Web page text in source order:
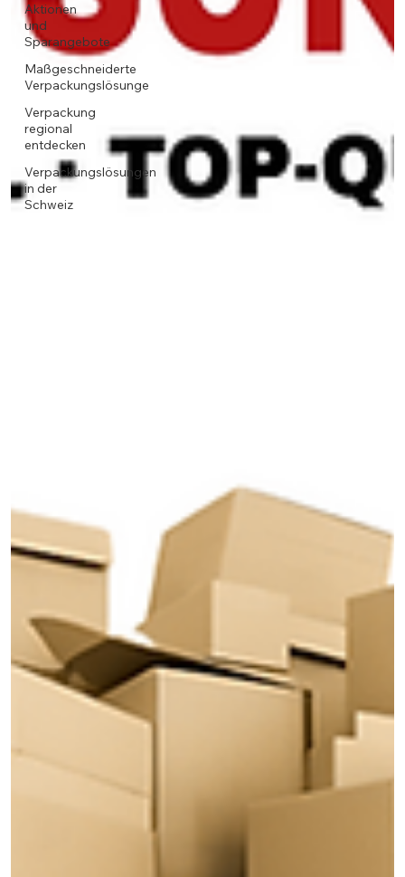
Aktionen
und
Sparangebote
Maßgeschneiderte
Verpackungslösunge
Verpackung
regional
entdecken
Verpackungslösungen
in der
Schweiz